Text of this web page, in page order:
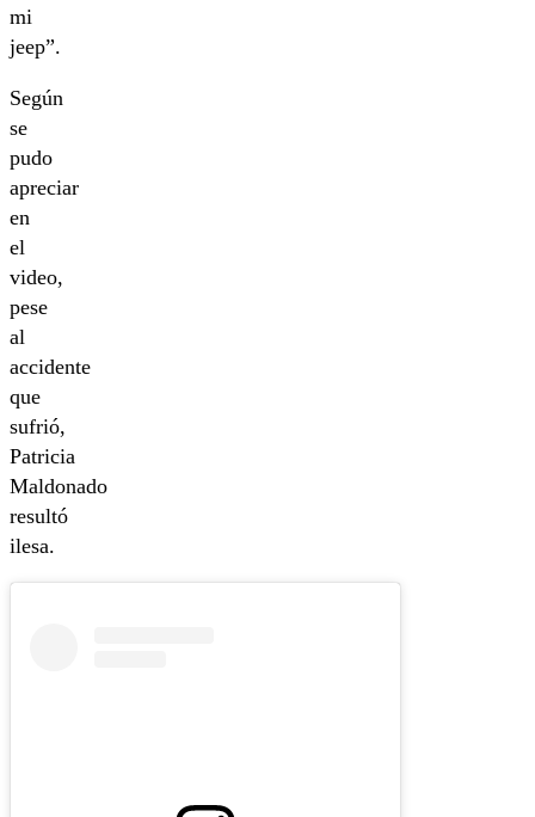
mi
jeep”.
Según
se
pudo
apreciar
en
el
video,
pese
al
accidente
que
sufrió,
Patricia
Maldonado
resultó
ilesa.